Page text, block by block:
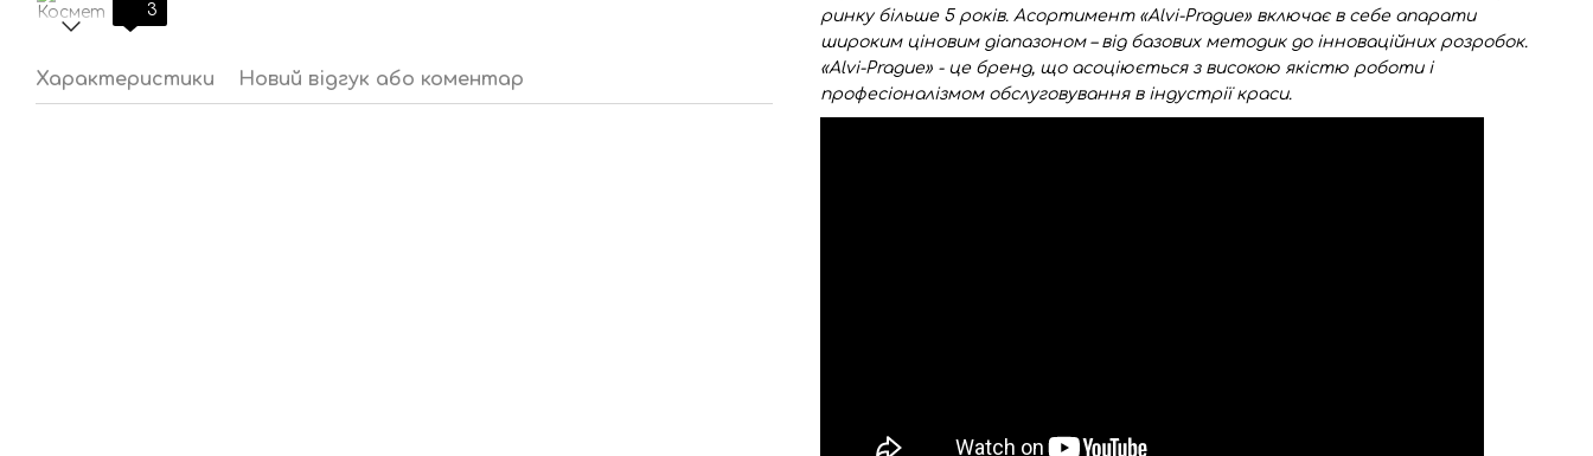
3
Характеристики Новий відгук або коментар
ринку більше 5 років. Асортимент «Alvi-Prague» включає в себе апарати
широким ціновим діапазоном – від базових методик до інноваційних розробок.
«Alvi-Prague» - це бренд, що асоціюється з високою якістю роботи і
професіоналізмом обслуговування в індустрії краси.